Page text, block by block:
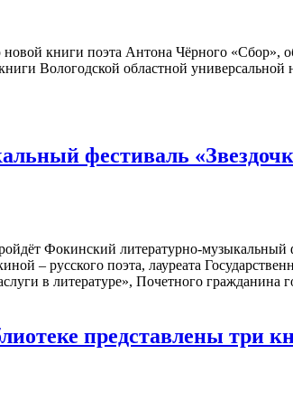
новой книги поэта Антона Чёрного «Сбор»,
Вологодской областной
фестиваль
Фокинский литературно-
– русского поэта, лауреата
в литературе», Почетного гражданина
представлены